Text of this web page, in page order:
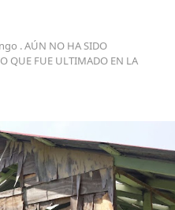
. AÚN NO HA SIDO
QUE FUE ULTIMADO EN LA